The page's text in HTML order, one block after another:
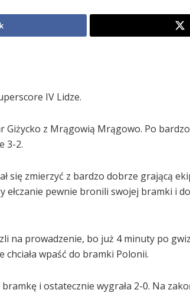
IV Lidze.
Giżycko z Mrągowią Mrągowo. Po
3-2.
się zmierzyć z bardzo dobrze grającą
pewnie bronili swojej bramki i
na prowadzenie, bo już 4 minuty po
wpaść do bramki Polonii.
i ostatecznie wygrała 2-0. Na